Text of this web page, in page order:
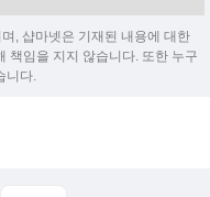
, 샵마넷은 기재된 내용에 대한
책임을 지지 않습니다. 또한 누구
니다.